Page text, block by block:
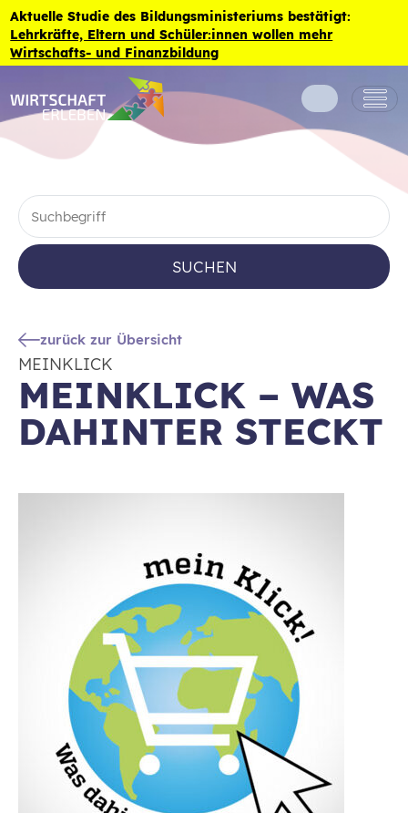
Zum Inhalt der Seite springen
Aktuelle Studie des Bildungsministeriums bestätigt:
Lehrkräfte, Eltern und Schüler:innen wollen mehr
Wirtschafts- und Finanzbildung
SUCHEN
zurück zur Übersicht
MEINKLICK
MEINKLICK – WAS
DAHINTER STECKT